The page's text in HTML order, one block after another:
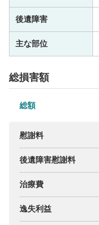
後遺障害
主な部位
総損害額
総額
慰謝料
後遺障害慰謝料
治療費
逸失利益